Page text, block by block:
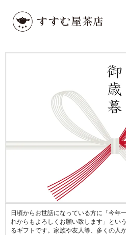
日頃からお世話になっている方に「今年
れからもよろしくお願い致します」とい
るギフトです。家族や友人等、多くの人